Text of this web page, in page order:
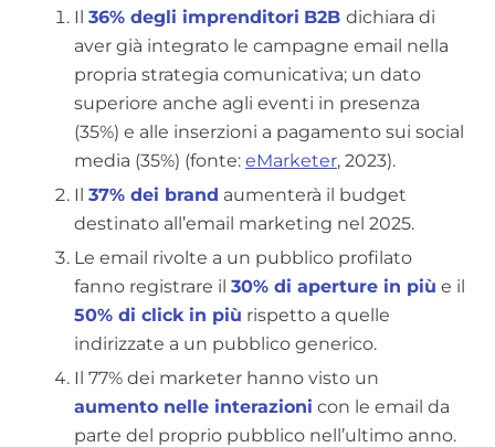
Il 36% degli imprenditori B2B dichiara di
aver già integrato le campagne email nella
propria strategia comunicativa; un dato
superiore anche agli eventi in presenza
(35%) e alle inserzioni a pagamento sui social
media (35%) (fonte: eMarketer, 2023).
Il 37% dei brand aumenterà il budget
destinato all’email marketing nel 2025.
Le email rivolte a un pubblico profilato
fanno registrare il 30% di aperture in più e il
50% di click in più rispetto a quelle
indirizzate a un pubblico generico.
Il 77% dei marketer hanno visto un
aumento nelle interazioni con le email da
parte del proprio pubblico nell’ultimo anno.